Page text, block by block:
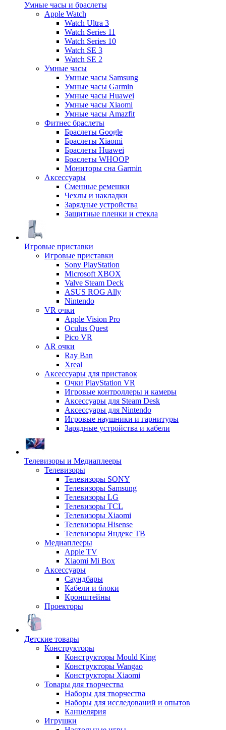
Умные часы и браслеты
Apple Watch
Watch Ultra 3
Watch Series 11
Watch Series 10
Watch SE 3
Watch SE 2
Умные часы
Умные часы Samsung
Умные часы Garmin
Умные часы Huawei
Умные часы Xiaomi
Умные часы Amazfit
Фитнес браслеты
Браслеты Google
Браслеты Xiaomi
Браслеты Huawei
Браслеты WHOOP
Мониторы сна Garmin
Аксессуары
Сменные ремешки
Чехлы и накладки
Зарядные устройства
Защитные пленки и стекла
Игровые приставки
Игровые приставки
Sony PlayStation
Microsoft XBOX
Valve Steam Deck
ASUS ROG Ally
Nintendo
VR очки
Apple Vision Pro
Oculus Quest
Pico VR
AR очки
Ray Ban
Xreal
Аксессуары для приставок
Очки PlayStation VR
Игровые контроллеры и камеры
Аксессуары для Steam Desk
Аксессуары для Nintendo
Игровые наушники и гарнитуры
Зарядные устройства и кабели
Телевизоры и Медиаплееры
Телевизоры
Телевизоры SONY
Телевизоры Samsung
Телевизоры LG
Телевизоры TCL
Телевизоры Xiaomi
Телевизоры Hisense
Телевизоры Яндекс ТВ
Медиаплееры
Apple TV
Xiaomi Mi Box
Аксессуары
Саундбары
Кабели и блоки
Кронштейны
Проекторы
Детские товары
Конструкторы
Конструкторы Mould King
Конструкторы Wangao
Конструкторы Xiaomi
Товары для творчества
Наборы для творчества
Наборы для исследований и опытов
Канцелярия
Игрушки